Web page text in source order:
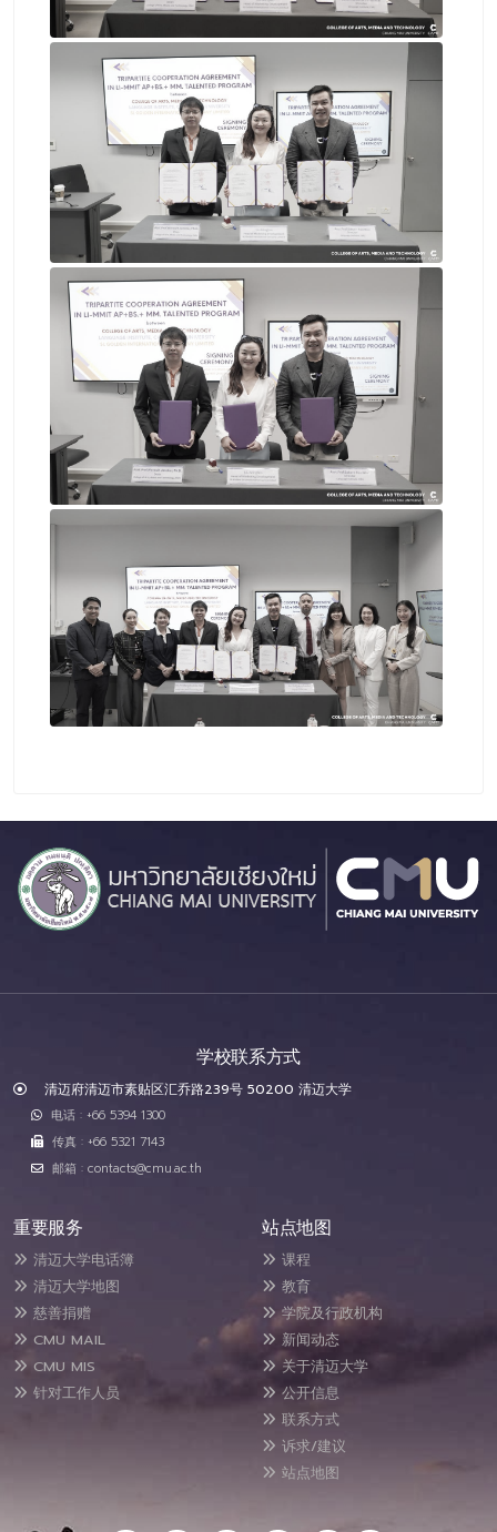
学校联系方式
清迈府清迈市素贴区汇乔路239号 50200 清迈大学
电话 : +66 5394 1300
传真 : +66 5321 7143
邮箱 : contacts@cmu.ac.th
重要服务
清迈大学电话簿
清迈大学地图
慈善捐赠
CMU MAIL
CMU MIS
针对工作人员
站点地图
课程
教育
学院及行政机构
新闻动态
关于清迈大学
公开信息
联系方式
诉求/建议
站点地图